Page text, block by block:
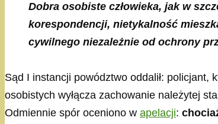
Dobra osobiste człowieka, jak w
korespondencji, nietykalność
cywilnego niezależnie od ochrony
Sąd I instancji powództwo oddalił:
osobistych wyłącza zachowanie należytej
Odmiennie spór oceniono w apelacji: